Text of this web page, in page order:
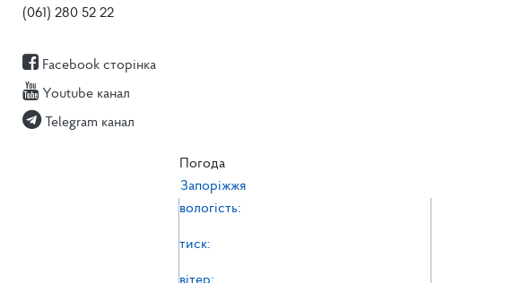
(061) 280 52 22
Facebook сторінка
Youtube канал
Telegram канал
Погода
Запоріжжя
вологість:
тиск:
вітер: